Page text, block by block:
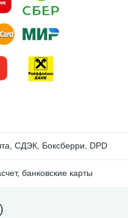
СДЭК, Боксберри, DPD
банковские карты